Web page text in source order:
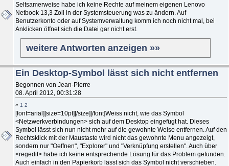
Seltsamerweise habe ich keine Rechte auf meinem eigenen Lenovo
Netbook 13,3 Zoll in der Systemsteuerung was zu ändern. Auf
Benutzerkonto oder auf Systemverwaltung komm ich noch nicht mal, bei
Anklicken öffnet sich die Datei gar nicht erst.
weitere Antworten anzeigen »»
Ein Desktop-Symbol lässt sich nicht entfernen
Begonnen von Jean-Pierre
08. April 2012, 00:31:28
« 1 2
[font=arial][size=10pt][/size][/font]Weiss nicht, wie das Symbol
<Netzwerkverbindungen> sich auf dem Desktop eingefügt hat. Dieses
Symbol lässt sich nun nicht mehr auf die gewohnte Weise entfernen. Auf den
Rechtsklick mit der Maustaste wird nicht das gewohnte Menu angezeigt,
sondern nur "Oeffnen", "Explorer" und "Verknüpfung erstellen". Auch über
<regedit> habe ich keine entsprechende Lösung für das Problem gefunden.
Auch einfach in den Papierkorb lässt sich das Symbol nicht verschieben.